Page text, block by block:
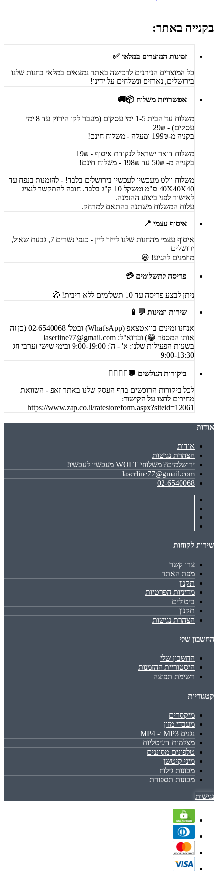
בקנייה באתר:
זמינות המוצרים במלאי ✅
כל המוצרים הניתנים לרכישה באתר נמצאים במלאי בחנות שלנו
בירושלים, נארזים ונשלחים על ידינו!
אפשרויות משלוח 📦🚚
משלוח עד הבית 1-5 ימי עסקים (מעבר לקו הירוק עד 8 ימי
עסקים) - 29₪
בקניה מ-199₪ ומעלה - משלוח חינם!
משלוח דואר ישראל לנקודת איסוף - 19₪
בקנייה מ- 50₪ עד 198₪ - משלוח חינם!
משלוח וולט מעכשיו לעכשיו בירושלים בלבד! - להזמנות בנפח עד
40X40X40 ס"מ ומשקל 10 ק"ג בלבד. חובה להתקשר לנציג
לאישור לפני ביצוע ההזמנה.
עלות המשלוח משתנה בהתאם למרחק.
איסוף עצמי 📍
איסוף עצמי מהחנות שלנו לייזר ליין - כנפי נשרים 7, גבעת שאול,
ירושלים
מוזמנים להגיע! 😃
פריסה לתשלומים 💳
ניתן לבצע פריסה עד 10 תשלומים ללא ריבית! 🤑
שירות וזמינות 💬📱
אנחנו זמינים בוואטצאפ (What'sApp) ובטל' 02-6540068 (כן זה
אותו המספר 😁) ובדוא"ל: laserline77@gmail.com
בשעות הפעילות שלנו: א' - ה': 9:00-19:00 ובימי שישי וערבי חג
9:00-13:30
ביקורות הגולשים 💬🙋‍♀️🙋‍♂️
לכל ביקורות הרוכשים בדף העסק שלנו באתר זאפ - השוואת
מחירים לחצו על הקישור:
https://www.zap.co.il/ratestoreform.aspx?siteid=12061
אודות
אודות
הצהרת נגישות
ירושלמים? משלוחי WOLT מעכשיו לעכשיו!
laserline77@gmail.com
02-6540068
שירות לקוחות
צרו קשר
מפת האתר
תקנון
מדיניות הפרטיות
ביטולים
תקנון
הצהרת נגישות
החשבון שלי
החשבון שלי
היסטוריית ההזמנות
רשימת תפוצה
קטגוריות
מיקסרים
מעבדי מזון
נגנים MP3 ו- MP4
מצלמות דיגיטליות
טלפונים מסוננים
מיני קיטשן
מכונות גילוח
מכונות תספורת
נגישות